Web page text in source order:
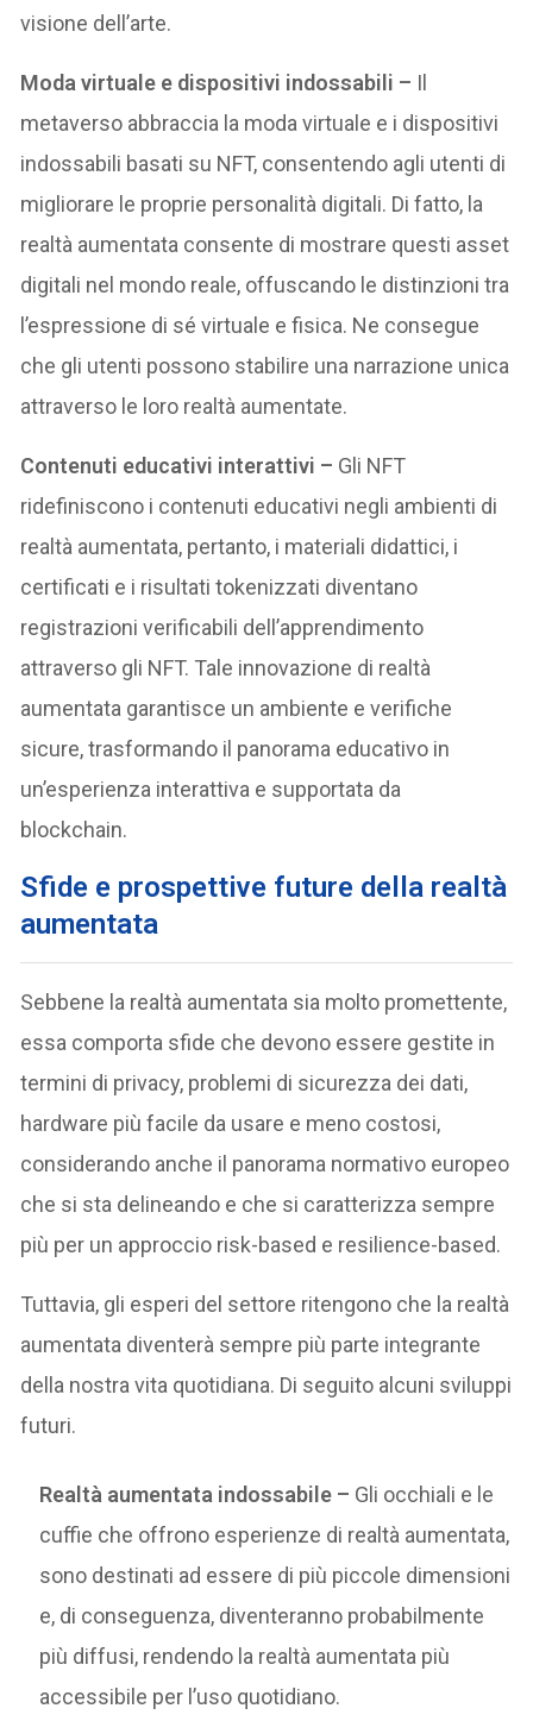
visione dell’arte.
Moda virtuale e dispositivi indossabili – Il
metaverso abbraccia la moda virtuale e i dispositivi
indossabili basati su NFT, consentendo agli utenti di
migliorare le proprie personalità digitali. Di fatto, la
realtà aumentata consente di mostrare questi asset
digitali nel mondo reale, offuscando le distinzioni tra
l’espressione di sé virtuale e fisica. Ne consegue
che gli utenti possono stabilire una narrazione unica
attraverso le loro realtà aumentate.
Contenuti educativi interattivi – Gli NFT
ridefiniscono i contenuti educativi negli ambienti di
realtà aumentata, pertanto, i materiali didattici, i
certificati e i risultati tokenizzati diventano
registrazioni verificabili dell’apprendimento
attraverso gli NFT. Tale innovazione di realtà
aumentata garantisce un ambiente e verifiche
sicure, trasformando il panorama educativo in
un’esperienza interattiva e supportata da
blockchain.
Sfide e prospettive future della realtà
aumentata
Sebbene la realtà aumentata sia molto promettente,
essa comporta sfide che devono essere gestite in
termini di privacy, problemi di sicurezza dei dati,
hardware più facile da usare e meno costosi,
considerando anche il panorama normativo europeo
che si sta delineando e che si caratterizza sempre
più per un approccio risk-based e resilience-based.
Tuttavia, gli esperi del settore ritengono che la realtà
aumentata diventerà sempre più parte integrante
della nostra vita quotidiana. Di seguito alcuni sviluppi
futuri.
Realtà aumentata indossabile – Gli occhiali e le
cuffie che offrono esperienze di realtà aumentata,
sono destinati ad essere di più piccole dimensioni
e, di conseguenza, diventeranno probabilmente
più diffusi, rendendo la realtà aumentata più
accessibile per l’uso quotidiano.